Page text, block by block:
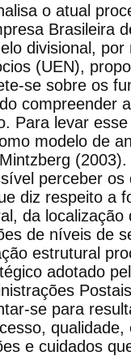
o atual
Brasileira
divisional,
(UEN),
se sobre os
compreender
Para levar
modelo de
perceber
diz respeito a
da
de níveis de
estrutural
adotado
se para
e cuidados